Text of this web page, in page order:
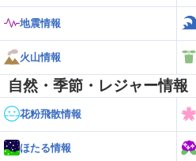
地震情報
火山情報
自然・季節・レジャー情報
花粉飛散情報
ほたる情報